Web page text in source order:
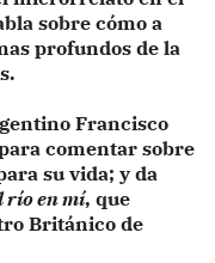
sobre cómo a
profundos de la
Francisco
comentar sobre
su vida; y da
río en mí, que
Británico de